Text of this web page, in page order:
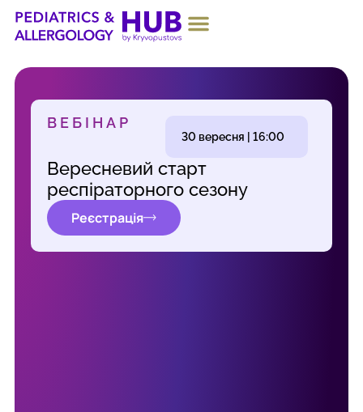
ВЕБІНАР
30 вересня | 16:00
Вересневий старт
респіраторного сезону
Реєстрація